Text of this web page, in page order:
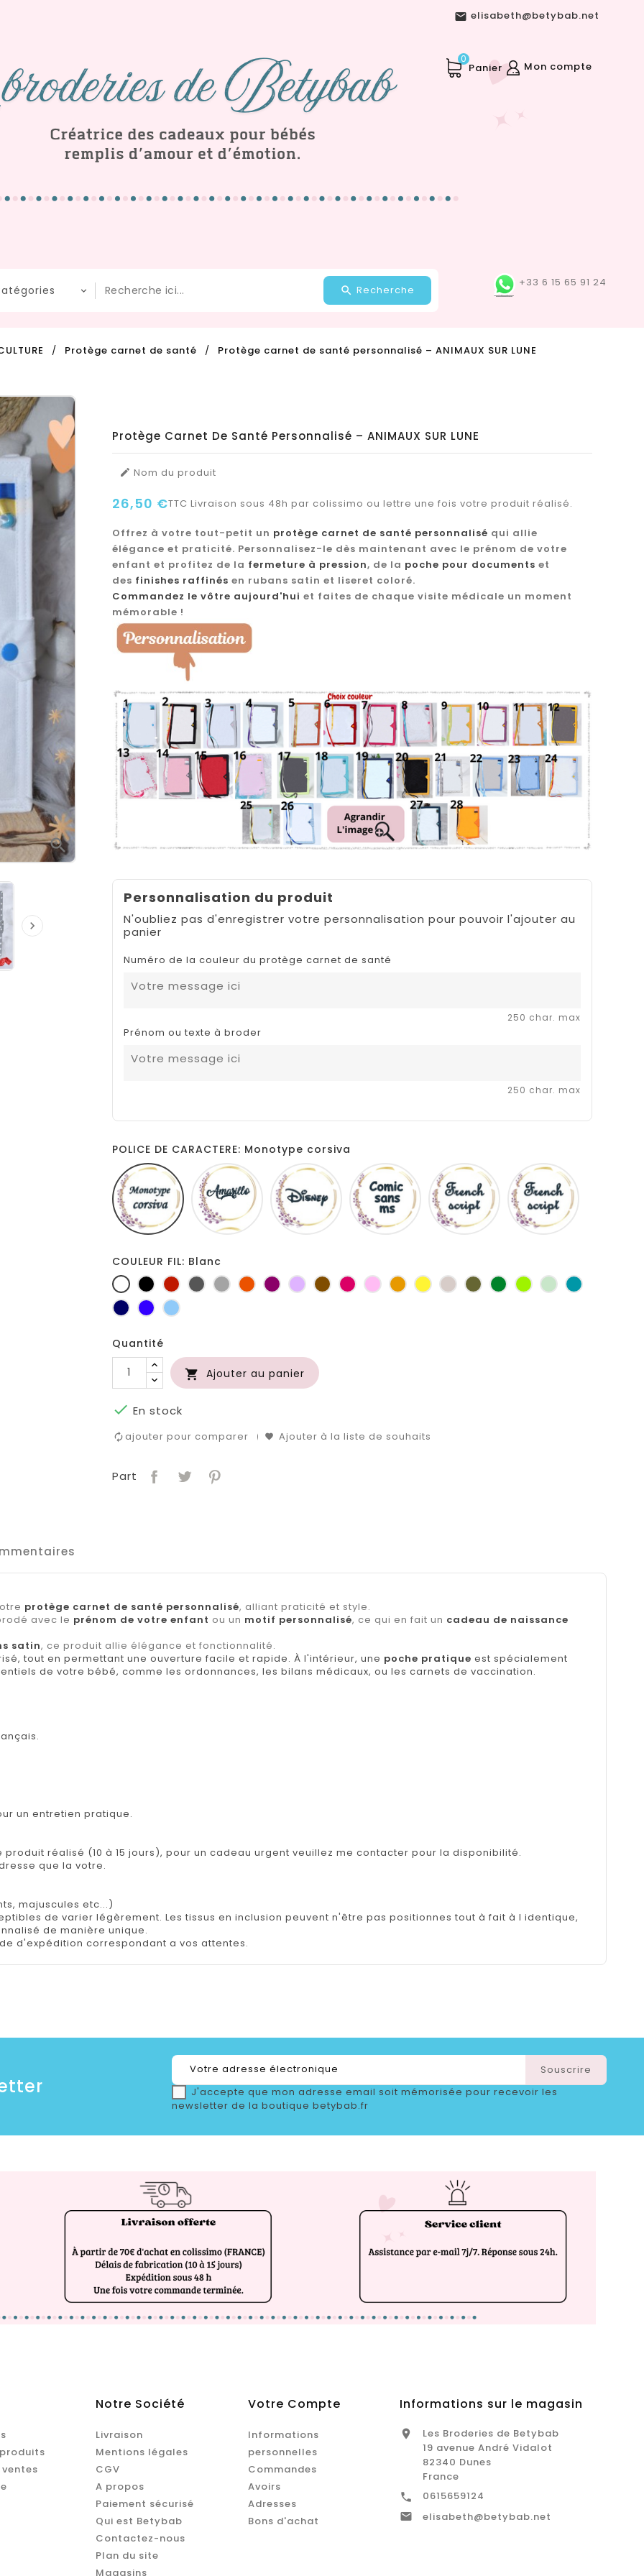
 elisabeth@betybab.net
Mon compte
Panier
0
+33 6 15 65 91 24
Recherche
Protège carnet de santé Protège carnet de santé personnalisé – ANIMAUX SUR LUNE


Protège Carnet De Santé Personnalisé – ANIMAUX SUR LUNE
 Nom du produit
26,50 €TTC Livraison sous 48h par colissimo ou lettre une fois votre produit réalisé.
Offrez à votre tout-petit un protège carnet de santé personnalisé qui allie
élégance et praticité. Personnalisez-le dès maintenant avec le prénom de votre
enfant et profitez de la fermeture à pression, de la poche pour documents et
des finishes raffinés en rubans satin et liseret coloré.
Commandez le vôtre aujourd'hui et faites de chaque visite médicale un moment
mémorable !
Personnalisation du produit
N'oubliez pas d'enregistrer votre personnalisation pour pouvoir l'ajouter au
panier
Numéro de la couleur du protège carnet de santé
250 char. max
Prénom ou texte à broder
250 char. max
POLICE DE CARACTERE: Monotype corsiva
Monotype
corsiva
Amarillo Disney
Comic
sans
ms
French
script
COULEUR FIL: Blanc
BlancNoir RougeGris
foncé
Gris
clair
Orange
PruneLilasMarronFuchsia
RoseJaune
d'or
jauneFicelleKaki Vert
bouteille
Anis Vert
d'eau
Turquoise
MarineBleu
roi
Bleu
Quantité
 Ajouter au panier
 En stock
ajouter pour comparer Ajouter à la liste de souhaits
Part
protège carnet de santé personnalisé, alliant praticité et style.
avec le prénom de votre enfant ou un motif personnalisé, ce qui en fait un cadeau de naissance
satin, ce produit allie élégance et fonctionnalité.
tout en permettant une ouverture facile et rapide. À l'intérieur, une poche pratique est spécialement
de votre bébé, comme les ordonnances, les bilans médicaux, ou les carnets de vaccination.
un entretien pratique.
réalisé (10 à 15 jours), pour un cadeau urgent veuillez me contacter pour la disponibilité.
que la votre.
majuscules etc...)
de varier légèrement. Les tissus en inclusion peuvent n'être pas positionnes tout à fait à l identique,
de manière unique.
d'expédition correspondant a vos attentes.
J'accepte que mon adresse email soit mémorisée pour recevoir les
newsletter de la boutique betybab.fr
Notre Société
Livraison
Mentions légales
CGV
A propos
Paiement sécurisé
Qui est Betybab
Contactez-nous
Plan du site
Magasins
Votre Compte
Informations
personnelles
Commandes
Avoirs
Adresses
Bons d'achat
Informations sur le magasin

Les Broderies de Betybab
19 avenue André Vidalot
82340 Dunes
France
 0615659124
 elisabeth@betybab.net